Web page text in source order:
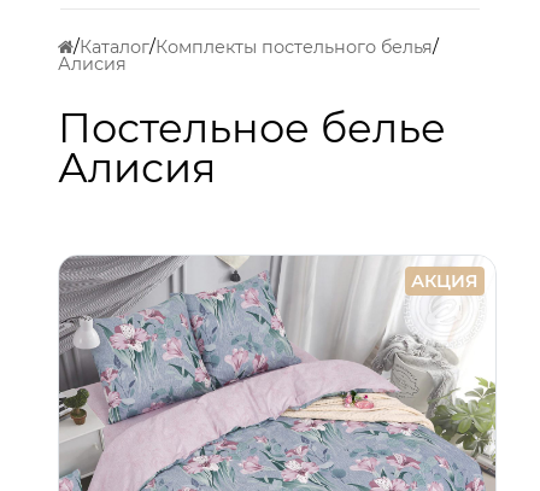
Каталог Комплекты постельного белья
Алисия
Постельное белье
Алисия
АКЦИЯ